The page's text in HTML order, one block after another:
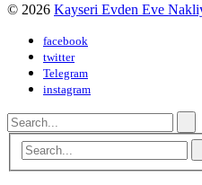
© 2026 Kayseri Evden Eve
facebook
twitter
Telegram
instagram